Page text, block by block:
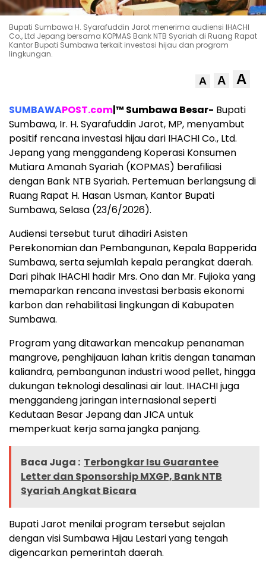
Bupati Sumbawa H. Syarafuddin Jarot menerima audiensi IHACHI
Co., Ltd Jepang bersama KOPMAS Bank NTB Syariah di Ruang Rapat
Kantor Bupati Sumbawa terkait investasi hijau dan program
lingkungan.
A A A
SUMBAWAPOST.com|™ Sumbawa Besar- Bupati
Sumbawa, Ir. H. Syarafuddin Jarot, MP, menyambut
positif rencana investasi hijau dari IHACHI Co., Ltd.
Jepang yang menggandeng Koperasi Konsumen
Mutiara Amanah Syariah (KOPMAS) berafiliasi
dengan Bank NTB Syariah. Pertemuan berlangsung di
Ruang Rapat H. Hasan Usman, Kantor Bupati
Sumbawa, Selasa (23/6/2026).
Audiensi tersebut turut dihadiri Asisten
Perekonomian dan Pembangunan, Kepala Bapperida
Sumbawa, serta sejumlah kepala perangkat daerah.
Dari pihak IHACHI hadir Mrs. Ono dan Mr. Fujioka yang
memaparkan rencana investasi berbasis ekonomi
karbon dan rehabilitasi lingkungan di Kabupaten
Sumbawa.
Program yang ditawarkan mencakup penanaman
mangrove, penghijauan lahan kritis dengan tanaman
kaliandra, pembangunan industri wood pellet, hingga
dukungan teknologi desalinasi air laut. IHACHI juga
menggandeng jaringan internasional seperti
Kedutaan Besar Jepang dan JICA untuk
memperkuat kerja sama jangka panjang.
Baca Juga : Terbongkar Isu Guarantee
Letter dan Sponsorship MXGP, Bank NTB
Syariah Angkat Bicara
Bupati Jarot menilai program tersebut sejalan
dengan visi Sumbawa Hijau Lestari yang tengah
digencarkan pemerintah daerah.